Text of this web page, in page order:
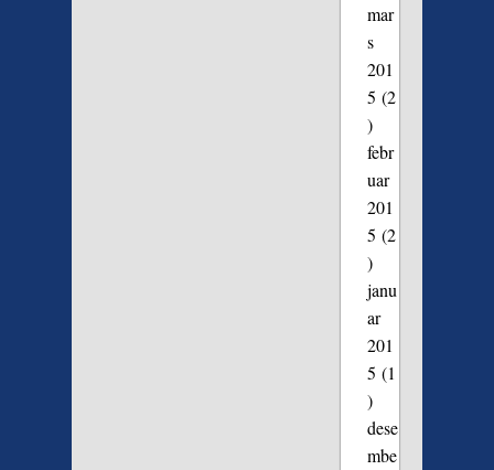
mar
s
201
5 (2
)
febr
uar
201
5 (2
)
janu
ar
201
5 (1
)
dese
mbe